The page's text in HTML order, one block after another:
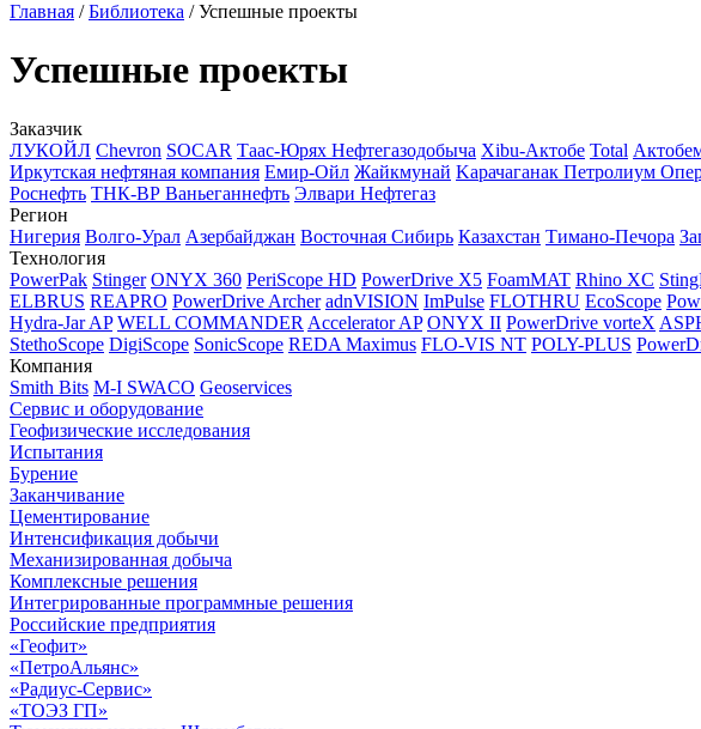
Главная /Библиотека /Успешные проекты
Успешные проекты
Заказчик
ЛУКОЙЛ Chevron SOCAR Таас-Юрях Нефтегазодобыча Xibu-Актобе Total
Иркутская нефтяная компания Емир-Ойл Жайкмунай Kарачаганак Петролиум
Роснефть ТНК-ВР Ваньеганнефть Элвари Нефтегаз
Регион
Нигерия Волго-Урал Азербайджан Восточная Сибирь Казахстан Тимано-Печора
Технология
PowerPak Stinger ONYX 360 PeriScope HD PowerDrive X5 FoamMAT Rhino XC
ELBRUS REAPRO PowerDrive Archer adnVISION ImPulse FLOTHRU EcoScope
Hydra-Jar AP WELL COMMANDER Accelerator AP ONYX II PowerDrive vorteX
StethoScope DigiScope SonicScope REDA Maximus FLO-VIS NT POLY-PLUS
Компания
Smith Bits M-I SWACO Geoservices
Сервис и оборудование
Геофизические исследования
Испытания
Бурение
Заканчивание
Цементирование
Интенсификация добычи
Механизированная добыча
Комплексные решения
Интегрированные программные решения
Российские предприятия
«Геофит»
«ПетроАльянс»
«Радиус-Сервис»
«ТОЭЗ ГП»